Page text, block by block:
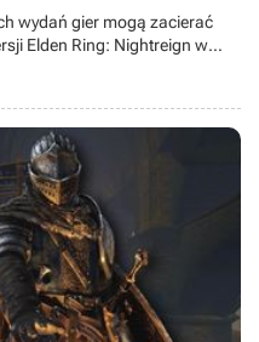
wydań gier mogą zacierać
Elden Ring: Nightreign w